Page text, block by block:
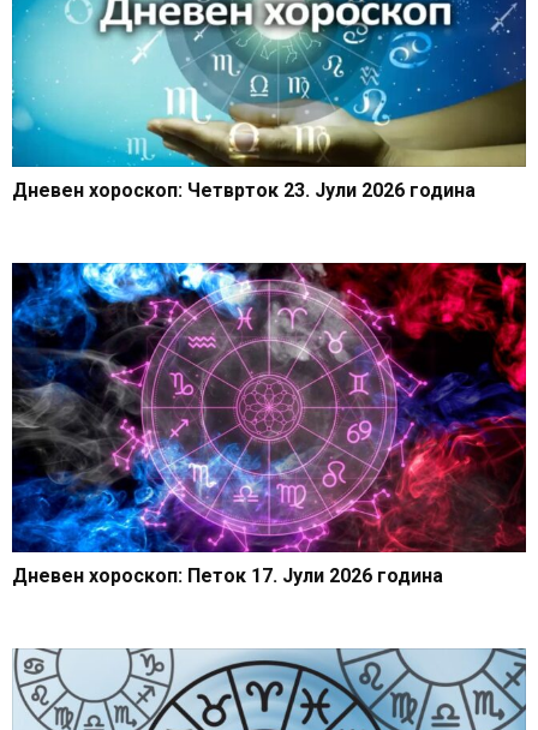
Дневен хороскоп: Четврток 23. Јули 2026 година
Дневен хороскоп: Петок 17. Јули 2026 година